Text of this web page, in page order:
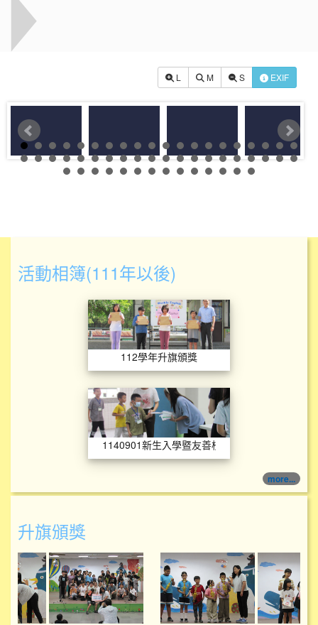
L M S EXIF
活動相簿(111年以後)
112學年升旗頒獎
112學年升旗頒獎
1140901新生入學
1140901新生入學暨友善校園宣導
more...
升旗頒獎
114學年度升旗頒獎 114學年度升旗頒獎